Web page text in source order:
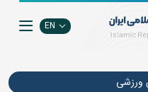
EN
ورزشی